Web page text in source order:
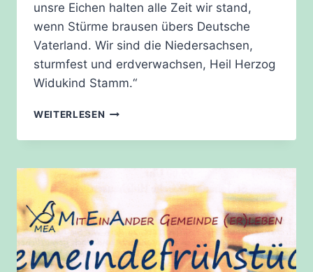
unsre Eichen halten alle Zeit wir stand,
wenn Stürme brausen übers Deutsche
Vaterland. Wir sind die Niedersachsen,
sturmfest und erdverwachsen, Heil Herzog
Widukind Stamm.“
WEITERLESEN „KENNEN
UNSER
NIEDERSACHSEN?“